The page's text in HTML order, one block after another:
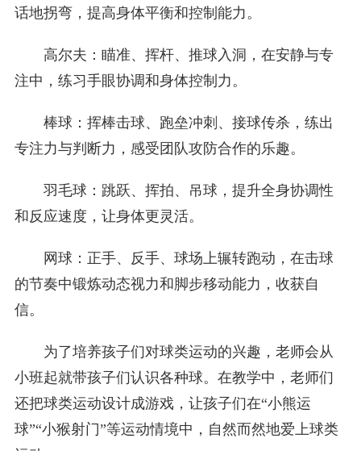
话地拐弯，提高身体平衡和控制能力。
高尔夫：瞄准、挥杆、推球入洞，在安静与专
注中，练习手眼协调和身体控制力。
棒球：挥棒击球、跑垒冲刺、接球传杀，练出
专注力与判断力，感受团队攻防合作的乐趣。
羽毛球：跳跃、挥拍、吊球，提升全身协调性
和反应速度，让身体更灵活。
网球：正手、反手、球场上辗转跑动，在击球
的节奏中锻炼动态视力和脚步移动能力，收获自
信。
为了培养孩子们对球类运动的兴趣，老师会从
小班起就带孩子们认识各种球。在教学中，老师们
还把球类运动设计成游戏，让孩子们在“小熊运
球”“小猴射门”等运动情境中，自然而然地爱上球类